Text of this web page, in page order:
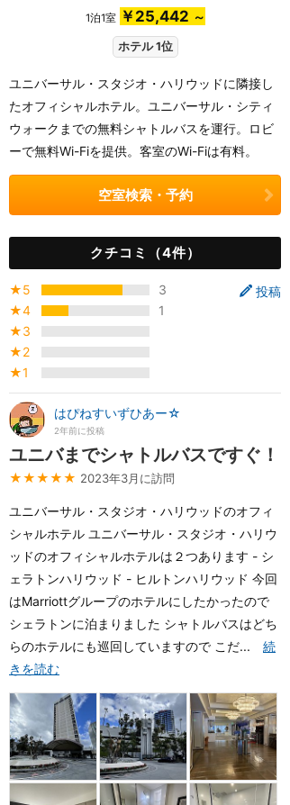
1泊1室 ￥25,442 ～
ホテル 1位
ユニバーサル・スタジオ・ハリウッドに隣接し
たオフィシャルホテル。ユニバーサル・シティ
ウォークまでの無料シャトルバスを運行。ロビ
ーで無料Wi-Fiを提供。客室のWi-Fiは有料。
空室検索・予約
クチコミ（4件）
投稿
★5
3
★4
1
★3
★2
★1
はぴねすいずひあー☆
2年前に投稿
ユニバまでシャトルバスですぐ！
★★★★★ 2023年3月に訪問
ユニバーサル・スタジオ・ハリウッドのオフィ
シャルホテル ユニバーサル・スタジオ・ハリウ
ッドのオフィシャルホテルは２つあります - シ
ェラトンハリウッド - ヒルトンハリウッド 今回
はMarriottグループのホテルにしたかったので
シェラトンに泊まりました シャトルバスはどち
らのホテルにも巡回していますので こだ... 続
きを読む